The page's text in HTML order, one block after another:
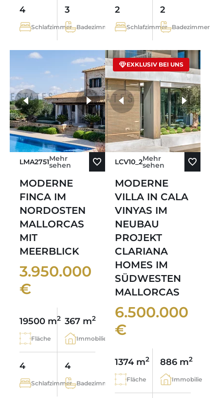
4
Schlafzimmer
3
Badezimmer
2
Schlafzimmer
2
Badezimmer
LMA2751Mehr
sehen
MODERNE
FINCA IM
NORDOSTEN
MALLORCAS
MIT
MEERBLICK
3.950.000
€
19500 m2
Fläche
367 m2
Immobilie
4
Schlafzimmer
4
Badezimmer
weitere Fotos
LCV10_2Mehr
sehen
MODERNE
VILLA IN CALA
VINYAS IM
NEUBAU
PROJEKT
CLARIANA
HOMES IM
SÜDWESTEN
MALLORCAS
6.500.000
€
1374 m2
Fläche
886 m2
Immobilie
EXKLUSIV BEI UNS